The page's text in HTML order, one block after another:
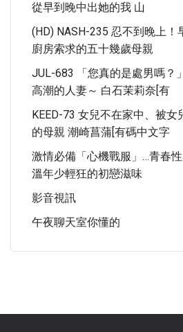
從早到晚中出她的我 山
(HD) NASH-235 忍不到晚上！
廚房索求的五十幾歲母親
JUL-683 「您真的是處男嗎？
高潮的人妻～ 白石茉莉奈[有
KEED-73 女兒不在家中、被
的母親 潮崎菖蒲[有碼中文字
激情必備「心機戰服」…青春
溫年少輕狂的初戀滋味
影音視訊
午夜聊天室你懂的